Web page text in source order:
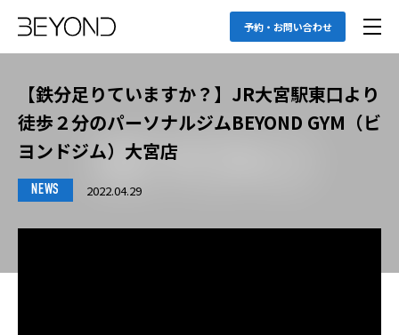
予約・お問い合わせ
【鉄分足りていますか？】JR大宮駅東口より
徒歩２分のパーソナルジムBEYOND GYM（ビ
ヨンドジム）大宮店
NEWS 2022.04.29